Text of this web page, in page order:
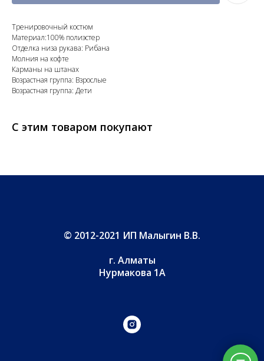
Тренировочный костюм
Материал:100% полиэстер
Отделка низа рукава: Рибана
Молния на кофте
Карманы на штанах
Возрастная группа: Взрослые
Возрастная группа: Дети
С этим товаром покупают
© 2012-2021 ИП Малыгин В.В.
г. Алматы
Нурмакова 1А